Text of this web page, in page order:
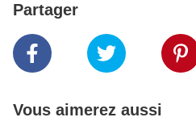
Partager
Vous aimerez aussi